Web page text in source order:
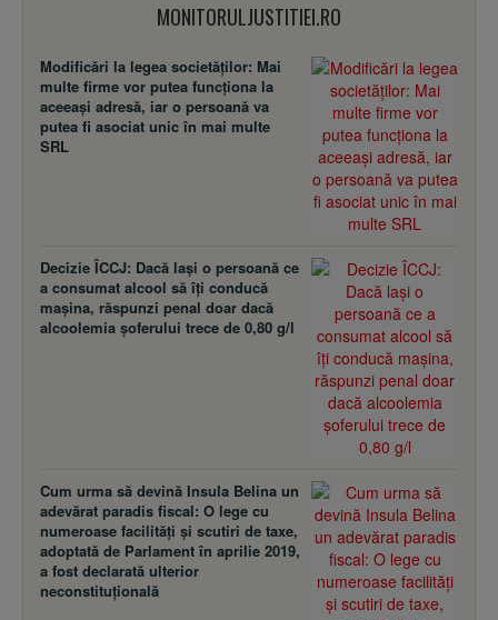
MONITORULJUSTITIEI.RO
Modificări la legea societăţilor: Mai
multe firme vor putea funcţiona la
aceeaşi adresă, iar o persoană va
putea fi asociat unic în mai multe
SRL
Decizie ÎCCJ: Dacă laşi o persoană ce
a consumat alcool să îţi conducă
maşina, răspunzi penal doar dacă
alcoolemia şoferului trece de 0,80 g/l
Cum urma să devină Insula Belina un
adevărat paradis fiscal: O lege cu
numeroase facilităţi şi scutiri de taxe,
adoptată de Parlament în aprilie 2019,
a fost declarată ulterior
neconstituţională